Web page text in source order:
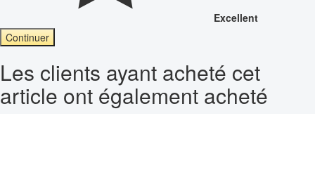
Excellent
Continuer
Les clients ayant acheté cet
article ont également acheté